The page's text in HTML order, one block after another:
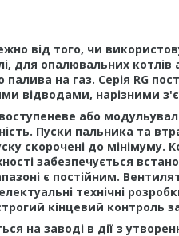
від того, чи
для опалювальних
на газ. Серія RG
відводами, нарізними
або
Пуски пальника та
скорочені до мінімуму.
забезпечується
є постійним.
технічні
кінцевий
на заводі в дії з